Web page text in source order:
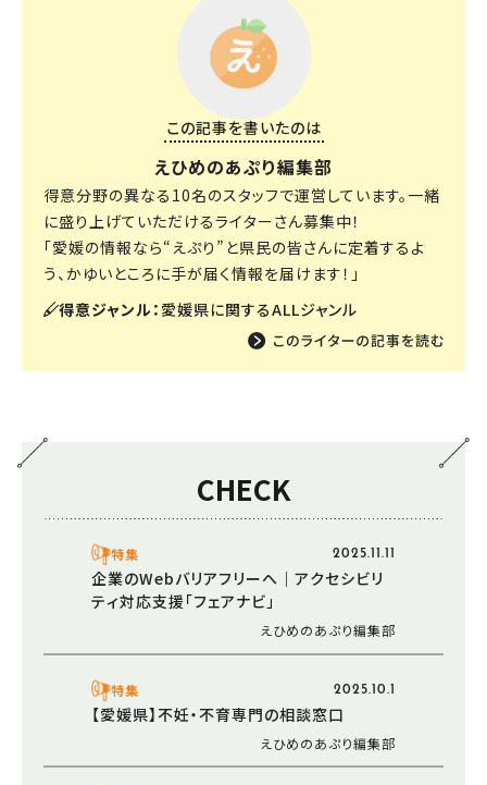
この記事を書いたのは
えひめのあぷり編集部
得意分野の異なる10名のスタッフで運営しています。一緒
に盛り上げていただけるライターさん募集中！
「愛媛の情報なら“えぷり”と県民の皆さんに定着するよ
う、かゆいところに手が届く情報を届けます！」
得意ジャンル： 愛媛県に関するALLジャンル
CHECK
特集 2025.11.11
企業のWebバリアフリーへ｜アクセシビリ
ティ対応支援「フェアナビ」
えひめのあぷり編集部
特集 2025.10.1
【愛媛県】不妊・不育専門の相談窓口
えひめのあぷり編集部